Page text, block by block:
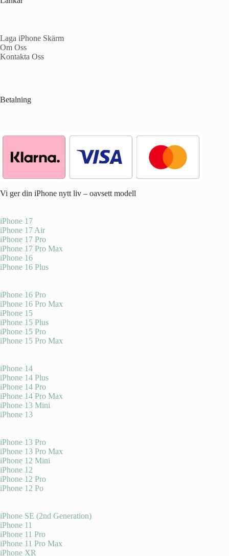
Laga iPhone Skärm
Om Oss
Kontakta Oss
Betalning
Vi ger din iPhone nytt liv – oavsett modell
iPhone 17
iPhone 17 Air
iPhone 17 Pro
iPhone 17 Pro Max
iPhone 16
iPhone 16 Plus
iPhone 16 Pro
iPhone 16 Pro Max
iPhone 15
iPhone 15 Plus
iPhone 15 Pro
iPhone 15 Pro Max
iPhone 14
iPhone 14 Plus
iPhone 14 Pro
iPhone 14 Pro Max
iPhone 13 Mini
iPhone 13
iPhone 13 Pro
iPhone 13 Pro Max
iPhone 12 Mini
iPhone 12
iPhone 12 Pro
iPhone 12 Po
iPhone SE (2nd Generation)
iPhone 11
iPhone 11 Pro
iPhone 11 Pro Max
iPhone XR